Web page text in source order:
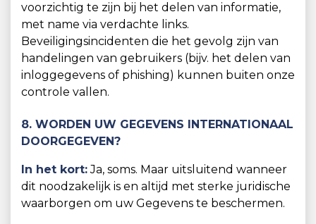
voorzichtig te zijn bij het delen van informatie,
met name via verdachte links.
Beveiligingsincidenten die het gevolg zijn van
handelingen van gebruikers (bijv. het delen van
inloggegevens of phishing) kunnen buiten onze
controle vallen.
8. WORDEN UW GEGEVENS INTERNATIONAAL
DOORGEGEVEN?
In het kort:Ja, soms. Maar uitsluitend wanneer
dit noodzakelijk is en altijd met sterke juridische
waarborgen om uw Gegevens te beschermen.